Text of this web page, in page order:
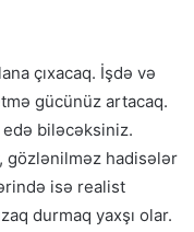
çıxacaq. İşdə və
gücünüz artacaq.
edə biləcəksiniz.
gözlənilməz hadisələr
isə realist
durmaq yaxşı olar.